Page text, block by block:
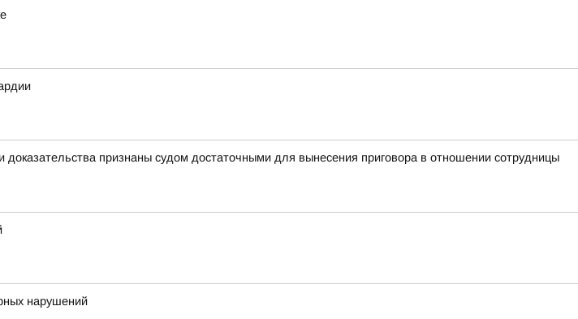
признаны судом достаточными для вынесения приговора в отношении сотрудницы
нарушений